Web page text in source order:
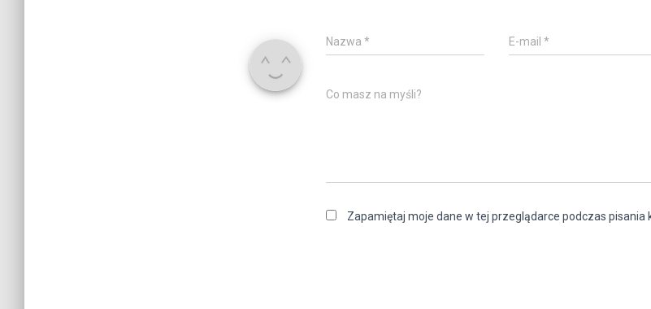
Nazwa * E-mail*
Co masz na myśli?
Zapamiętaj moje dane w tej przeglądarce podczas pisania